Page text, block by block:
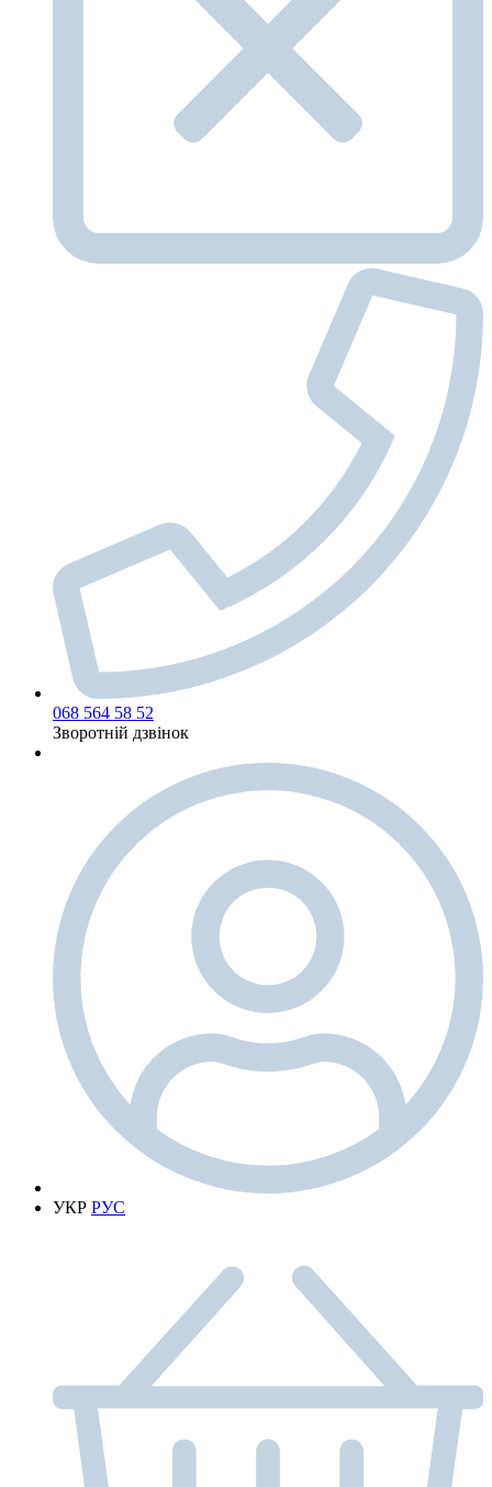
068 564 58 52
Зворотній дзвінок
УКР РУС